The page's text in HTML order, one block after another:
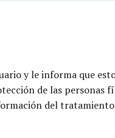
y le informa que
de las personas
del